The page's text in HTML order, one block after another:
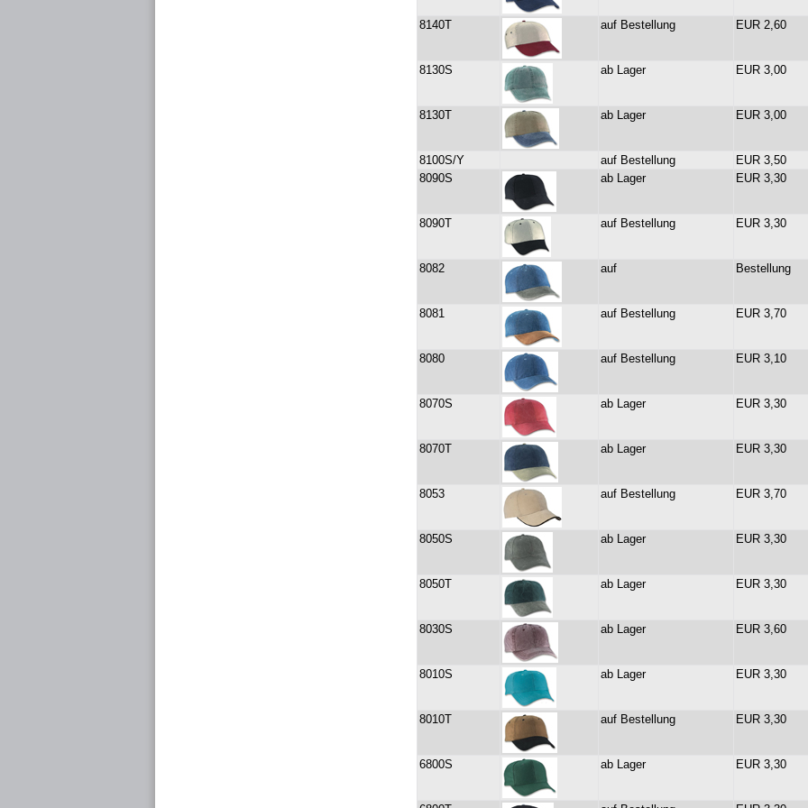
8140T auf Bestellung EUR 2,60
8130S ab Lager EUR 3,00
8130T ab Lager EUR 3,00
8100S/Y auf Bestellung
EUR 3,50
8090S
ab Lager EUR 3,30
8090T auf Bestellung EUR 3,30
8082 auf Bestellung
8081 auf Bestellung EUR 3,70
8080 auf Bestellung EUR 3,10
8070S ab Lager EUR 3,30
8070T ab Lager EUR 3,30
8053 auf Bestellung EUR 3,70
8050S ab Lager EUR 3,30
8050T ab Lager EUR 3,30
8030S ab Lager EUR 3,60
8010S ab Lager EUR 3,30
8010T auf Bestellung EUR 3,30
6800S ab Lager EUR 3,30